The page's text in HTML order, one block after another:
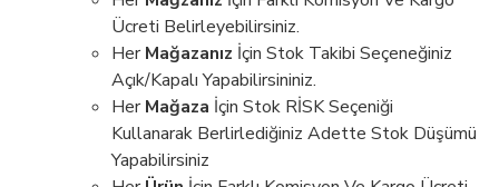
Ücreti Belirleyebilirsiniz.
HerMağazanız İçin Stok Takibi Seçeneğiniz
Açık/Kapalı Yapabilirsininiz.
HerMağaza İçin Stok RİSK Seçeniği
Kullanarak Berlirlediğiniz Adette Stok Düşümü
Yapabilirsiniz